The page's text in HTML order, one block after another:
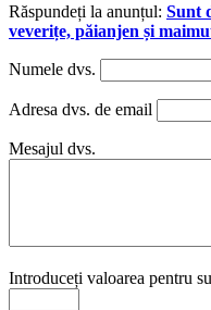
Răspundeți la anunțul: Sunt
veverițe, păianjen și
Numele dvs.
Adresa dvs. de email
Mesajul dvs.
Introduceți valoarea pentru